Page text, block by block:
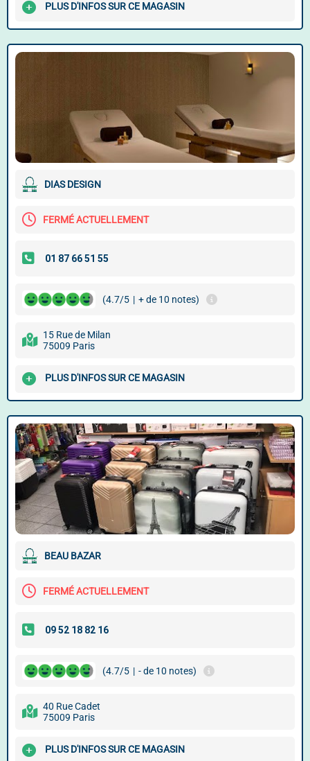
PLUS D'INFOS SUR CE MAGASIN
DIAS DESIGN
FERMÉ ACTUELLEMENT
(4.7/5 | + de 10 notes)
15 Rue de Milan
75009 Paris
PLUS D'INFOS SUR CE MAGASIN
BEAU BAZAR
FERMÉ ACTUELLEMENT
(4.7/5 | - de 10 notes)
40 Rue Cadet
75009 Paris
PLUS D'INFOS SUR CE MAGASIN